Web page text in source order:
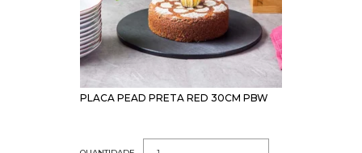
PLACA PEAD PRETA RED 30CM PBW